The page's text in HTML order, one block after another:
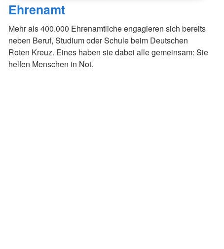
Ehrenamt
Mehr als 400.000 Ehrenamtliche engagieren sich bereits
neben Beruf, Studium oder Schule beim Deutschen
Roten Kreuz. Eines haben sie dabei alle gemeinsam: Sie
helfen Menschen in Not.